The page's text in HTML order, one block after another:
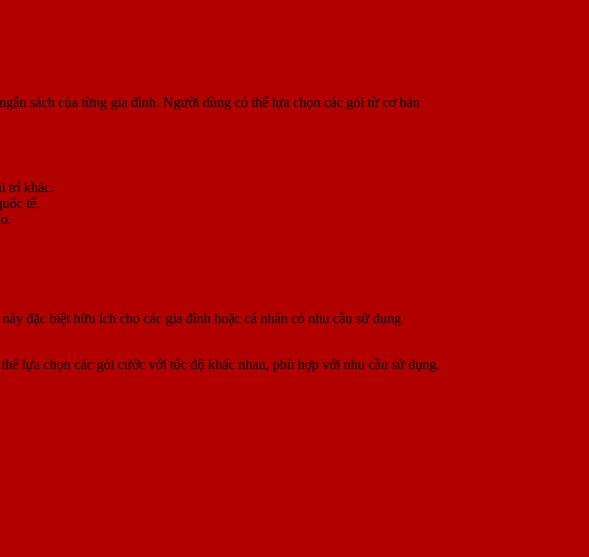
sách của từng gia đình. Người dùng có thể lựa chọn các gói từ cơ bản
trí khác.
tế.
đặc biệt hữu ích cho các gia đình hoặc cá nhân có nhu cầu sử dụng
lựa chọn các gói cước với tốc độ khác nhau, phù hợp với nhu cầu sử dụng.